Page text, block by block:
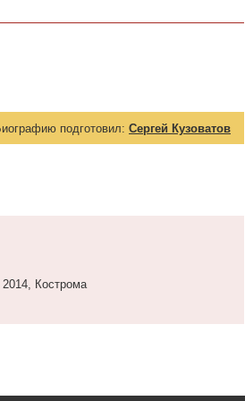
подготовил: Сергей Кузоватов
2014, Кострома